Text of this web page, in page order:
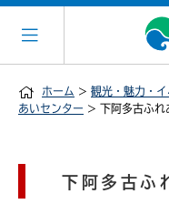
ホーム > 観光・魅力・イ
あいセンター > 下阿多古ふれ
下阿多古ふ